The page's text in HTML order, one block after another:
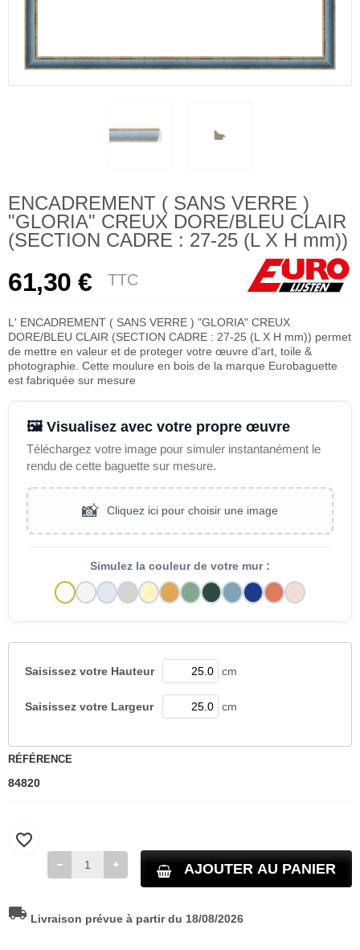
ENCADREMENT ( SANS VERRE )
"GLORIA" CREUX DORE/BLEU CLAIR
(SECTION CADRE : 27-25 (L X H mm))
61,30 € TTC
L' ENCADREMENT ( SANS VERRE ) "GLORIA" CREUX
DORE/BLEU CLAIR (SECTION CADRE : 27-25 (L X H mm)) permet
de mettre en valeur et de proteger votre œuvre d'art, toile &
photographie. Cette moulure en bois de la marque Eurobaguette
est fabriquée sur mesure
🖼️ Visualisez avec votre propre œuvre
Téléchargez votre image pour simuler instantanément le
rendu de cette baguette sur mesure.
📸 Cliquez ici pour choisir une image
Simulez la couleur de votre mur :
Saisissez votre Hauteur cm
Saisissez votre Largeur cm
RÉFÉRENCE
84820
AJOUTER AU PANIER
favorite_border
local_shipping Livraison prévue à partir du 18/08/2026